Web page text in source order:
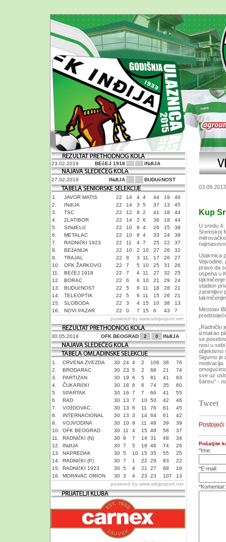
23.02.2019 BEčEJ 1918 INđIJA
27.02.2019 INđIJA BUDUćNOST
1. JAVOR MATIS 22 14 4 4 44 19
46
2.
INđIJA 22 14 3 5 37 13
45
3.
TSC 22 12 8 2 41 18
44
4.
ZLATIBOR 22 14 2 6 36 18
44
5.
SINđELIć 22 10 8 4 26 15
38
6.
METALAC 22 10 8 4 33 24
38
7.
RADNIčKI 1923 22 11 4 7 25 22
37
8.
BEžANIJA 22 10 2 10 27 26
32
9.
TRAJAL 22 8 3 11 17 26
27
10.
OFK ŽARKOVO 22 7 5 10 25 31
26
11.
BEčEJ 1918 22 7 4 11 27 32
25
12.
BORAC 22 6 6 10 21 29
24
13.
BUDUćNOST 22 5 6 11 18 28
21
14.
TELEOPTIK 22 5 6 11 15 26
21
15.
SLOBODA 22 3 4 15 10 38
13
16.
NOVI PAZAR 22 0 7 15 6 43
7
powered by www.srbijasport.net
30.05.2018 OFK BEOGRAD 2 0 INđIJA
1. CRVENA ZVEZDA 30 24 4 2 106 38
76
2.
BRODARAC 30 23 5 2 68 21
74
3.
PARTIZAN 30 19 6 5 81 41
63
4.
ČUKARIčKI 30 18 6 6 74 35
60
5.
SPARTAK 30 16 7 7 66 41
55
6.
RAD 30 13 7 10 50 42
46
7.
VOžDOVAC 30 13 6 11 76 61
45
8.
INTERNACIONAL 30 13 3 14 64 61
42
9.
VOJVODINA 30 10 9 11 48 39
39
10.
OFK BEOGRAD 30 11 4 15 48 58
37
11.
RADNIčKI (N) 30 9 7 14 31 48
34
12.
INđIJA 30 7 5 18 46 74
26
13.
NAPREDAK 30 5 10 15 35 55
25
14.
RADNIčKI (P) 30 7 1 22 29 83
22
15.
RADNIčKI 1923 30 5 4 21 27 68
19
16.
MORAVAC ORION 30 3 4 23 23 107
13
powered by www.srbijasport.net
03.09.2013
Kup
U sredu 4.
Sremskoj
Utakmica
Vojvodine,
pravo da
uspeha u
stadion
zanimljivo
Miroslav
izmakao
se
nosi u
objektivno
Sigurno je
sve uz
šansu“ -
Tweet
Postojeći
Pošaljite
*Ime:
*E-mail:
*Komentar: